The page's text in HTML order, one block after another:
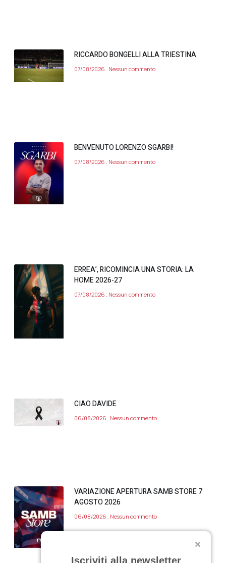
RICCARDO BONGELLI ALLA TRIESTINA
07/08/2026 Nessun commento
BENVENUTO LORENZO SGARBI!
07/08/2026 Nessun commento
ERREA’, RICOMINCIA UNA STORIA: LA
HOME 2026-27
07/08/2026 Nessun commento
CIAO DAVIDE
06/08/2026 Nessun commento
VARIAZIONE APERTURA SAMB STORE 7
AGOSTO 2026
06/08/2026 Nessun commento
Iscriviti alla newsletter